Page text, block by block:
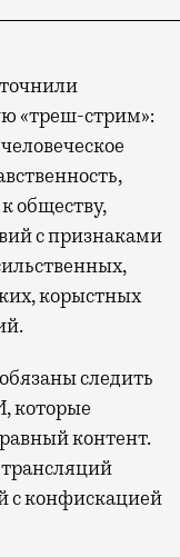
«треш-стрим»:
обществу,
с признаками
корыстных
следить
которые
контент.
с конфискацией